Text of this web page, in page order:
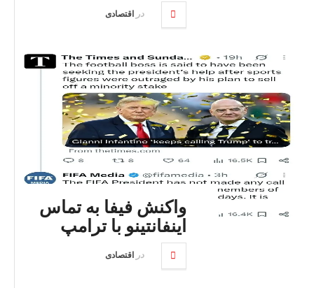
در اقتصادی
واکنش فیفا به تماس
اینفانتینو با ترامپ
در اقتصادی